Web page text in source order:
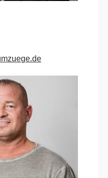
mz g d